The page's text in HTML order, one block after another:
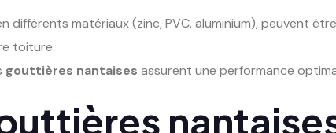
différents matériaux (zinc, PVC, aluminium), peuvent
toiture.
gouttières nantaises assurent une performance